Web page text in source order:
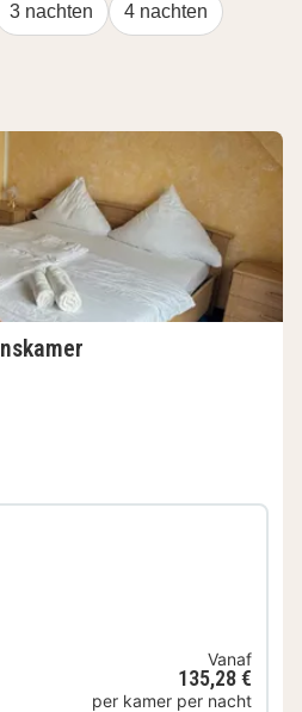
3 nachten 4 nachten
Vanaf
135,28 €
per kamer per nacht